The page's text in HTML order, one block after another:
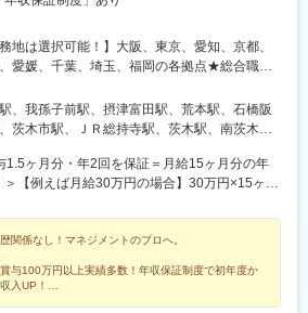
地は選択可能！】大阪、東京、愛知、京都、
愛媛、千葉、埼玉、福岡の各拠点★総合職・
限定職の3つから働き方を選択できます★※地
則として転居をともなう転勤はありません。※
へ出勤後、担当教室へ向かいます。※U・Iター
12 エル・エスト不動産 天満ビル201号アク
宮」駅徒歩1分※受動喫煙対策／全面禁煙※15
はホームページをご確認ください
、我孫子前駅、摂津富田駅、荒本駅、石橋阪
茨木市駅、ＪＲ総持寺駅、茨木駅、南茨木駅
)、北加賀屋駅、柏原駅(大阪府)、交野市駅、
生四丁目駅、萱島駅、河内天美駅、河内磐船
田駅、北花田駅、喜連瓜破駅、近鉄八尾駅、
条駅(大阪府)、光善寺駅、香里園駅、郡津駅、
志紀駅、四条畷駅、七道駅、忍ケ丘駅、十三
(大阪府)、昭和町駅(大阪府)、白鷺駅、新石切
住之江公園駅、諏訪ノ森駅、関目駅、南摂津
1.5ヶ月分・年2回を保証＝月給15ヶ月分の年
【例えば月給30万円の場合】30万円×15ヶ月
/手当 ※年俸制年収735万円/ブロック長職/手
収590万円/リーダー職/手当+賞与(105万円)年
職/手当+賞与(134万円)年収523万円/教室運営
)【東京・千葉・埼玉】未経験者：月給27万
給30万～40万円【大阪・兵庫・京都・奈良・
関係なし！マネジメントのプロへ。
与100万円以上実績多数！年収保証制度で初年度か
入UP！